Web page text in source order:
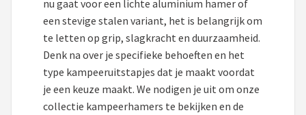
nu gaat voor een lichte aluminium hamer of
een stevige stalen variant, het is belangrijk om
te letten op grip, slagkracht en duurzaamheid.
Denk na over je specifieke behoeften en het
type kampeeruitstapjes dat je maakt voordat
je een keuze maakt. We nodigen je uit om onze
collectie kampeerhamers te bekijken en de